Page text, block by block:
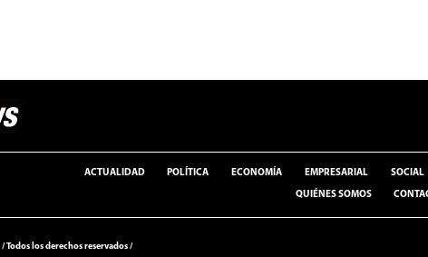
ACTUALIDAD POLÍTICA ECONOMÍA EMPRESARIAL SOCIAL
QUIÉNES SOMOS
/Todos los derechos reservados /